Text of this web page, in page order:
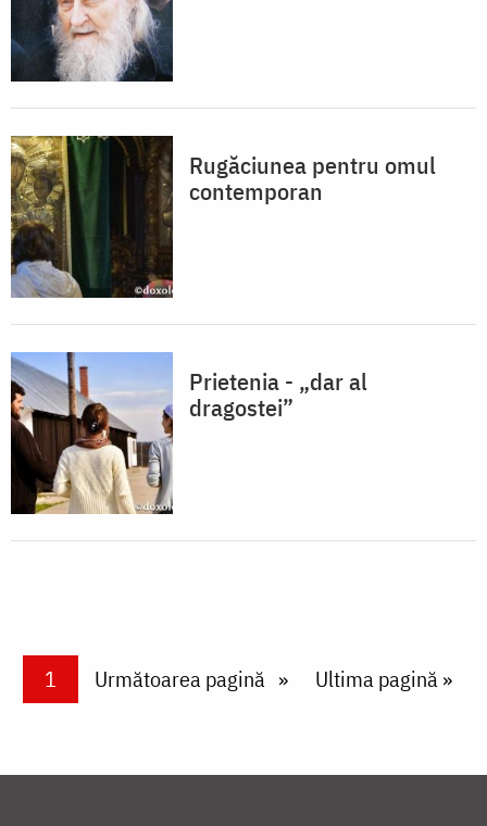
Rugăciunea pentru omul
contemporan
Prietenia - „dar al
dragostei”
PaginareCurrent page
1 Next page
Următoarea pagină Last page
Ultima pagină »